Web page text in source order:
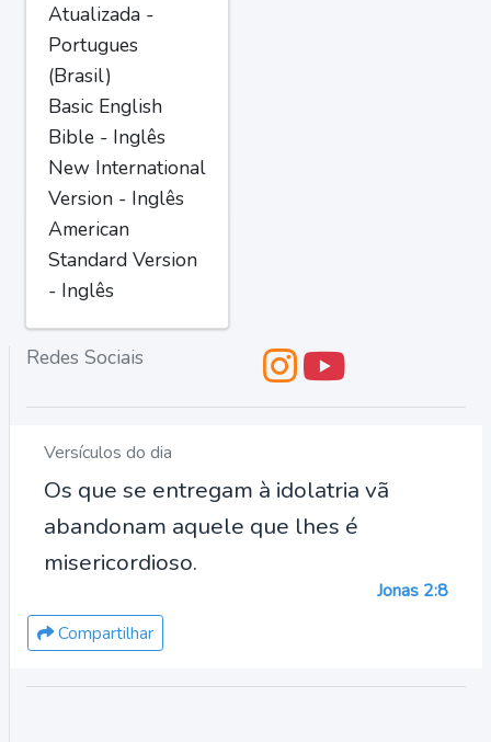
Atualizada -
Portugues
(Brasil)
Basic English
Bible - Inglês
New International
Version - Inglês
American
Standard Version
- Inglês
Redes Sociais
Versículos do dia
Os que se entregam à idolatria vã
abandonam aquele que lhes é
misericordioso.
Jonas 2:8
Compartilhar